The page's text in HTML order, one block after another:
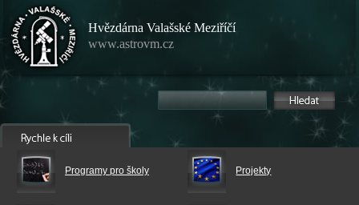
Hvězdárna Valašské Meziříčí
www.astrovm.cz
Programy pro školy Projekty